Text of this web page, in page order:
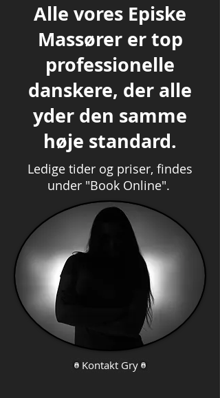
Alle vores Episke
Massører er top
professionelle
danskere, der alle
yder den samme
høje standard.
Ledige tider og priser, findes
under "Book Online".
Kontakt Gry